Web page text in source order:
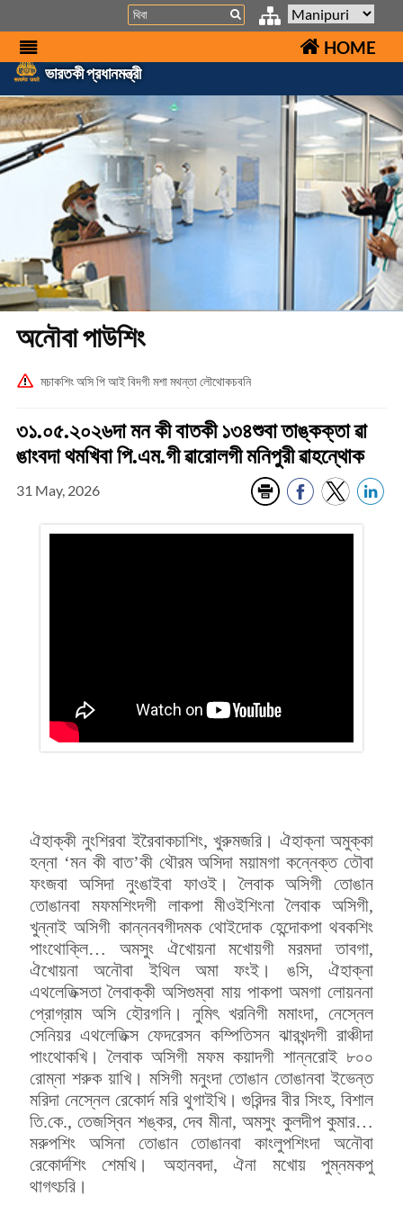
Search
HOME
ভারতকী প্রধানমন্ত্রী
অনৌবা পাউশিং
মচাকশিং অসি পি আই বিদগী মশা মথন্তা লৌথোকচবনি
৩১.০৫.২০২৬দা মন কী বাতকী ১৩৪শুবা তাঙ্কক্তা ৱা
ঙাংবদা থমখিবা পি.এম.গী ৱারোলগী মনিপুরী ৱাহন্থোক
31 May, 2026
ঐহাক্কী নুংশিরবা ইরৈবাকচাশিং, খুরুমজরি। ঐহাক্না অমুক্কা
হন্না ‘মন কী বাত’কী থৌরম অসিদা ময়ামগা কন্নেক্ত তৌবা
ফংজবা অসিদা নুংঙাইবা ফাওই। লৈবাক অসিগী তোঙান
তোঙানবা মফমশিংদগী লাকপা মীওইশিংনা লৈবাক অসিগী,
খুন্নাই অসিগী কান্ননবগীদমক থোইদোক হেন্দোকপা থবকশিং
পাংথোক্লি… অমসুং ঐখোয়না মখোয়গী মরমদা তাবগা,
ঐখোয়না অনৌবা ইথিল অমা ফংই। ঙসি, ঐহাক্না
এথলেতিক্সতা লৈবাক্কী অসিগুম্বা মায় পাকপা অমগা লোয়ননা
প্রোগ্রাম অসি হৌরগনি। নুমিৎ খরনিগী মমাংদা, নেস্নেল
সেনিয়র এথলেতিক্স ফেদরেসন কম্পিতিসন ঝারখন্দগী রাঞ্চীদা
পাংথোকখি। লৈবাক অসিগী মফম কয়াদগী শান্নরোই ৮০০
রোম্না শরুক য়াখি। মসিগী মনুংদা তোঙান তোঙানবা ইভেন্ত
মরিদা নেস্নেল রেকোর্দ মরি থুগাইখি। গুরিন্দর বীর সিংহ, বিশাল
তি.কে., তেজস্বিন শঙ্কর, দেব মীনা, অমসুং কুলদীপ কুমার…
মরুপশিং অসিনা তোঙান তোঙানবা কাংলুপশিংদা অনৌবা
রেকোর্দশিং শেমখি। অহানবদা, ঐনা মখোয় পুম্নমকপু
থাগৎচরি।